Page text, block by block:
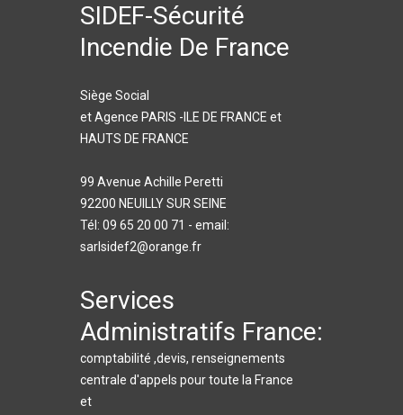
SIDEF-Sécurité
Incendie De France
Siège Social
et Agence PARIS -ILE DE FRANCE et
HAUTS DE FRANCE
99 Avenue Achille Peretti
92200 NEUILLY SUR SEINE
Tél: 09 65 20 00 71 - email:
sarlsidef2@orange.fr
Services
Administratifs France:
comptabilité ,devis, renseignements
centrale d'appels pour toute la France
et